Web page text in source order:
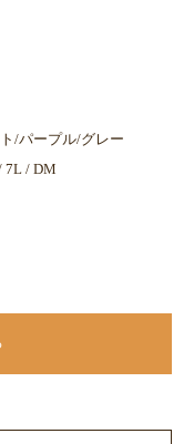
/パープル/グレー
7L / DM